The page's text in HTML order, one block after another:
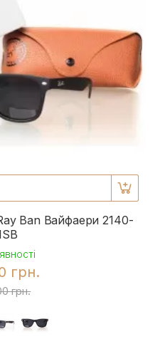
Ban Вайфаери 2140-
грн.
грн.